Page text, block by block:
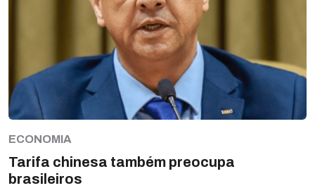
ECONOMIA
Tarifa chinesa também preocupa
brasileiros